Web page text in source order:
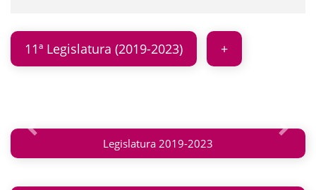
11ª Legislatura (2019-2023)
Anterior Legislatura 2019-2023